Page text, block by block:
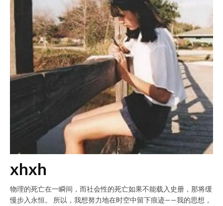
xhxh
物理的死亡在一瞬间，而社会性的死亡如果不能载入史册，那将缓
慢步入永恒。 所以，我想努力地在时空中留下痕迹——我的思想，